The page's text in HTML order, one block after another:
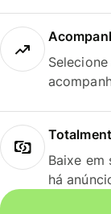
Baixe em
há